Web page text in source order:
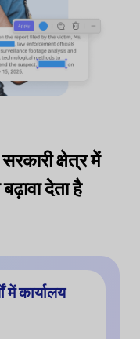
क्षेत्र में
देता है
कार्यालय